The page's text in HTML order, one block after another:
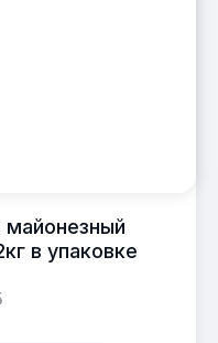
в упаковке